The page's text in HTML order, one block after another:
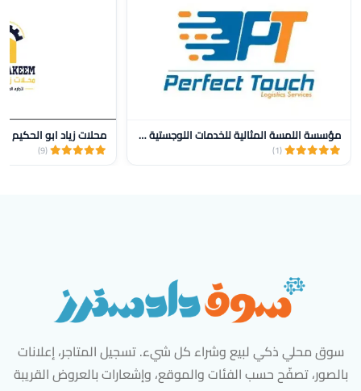
مؤسسة اللمسة المثالية للخدمات اللوجستية للنقل
(1)
محلات زياد ابو الحكيم
(9)
سوق محلي ذكي لبيع وشراء كل شيء. تسجيل المتاجر، إعلانات
بالصور، تصفّح حسب الفئات والموقع، وإشعارات بالعروض القريبة